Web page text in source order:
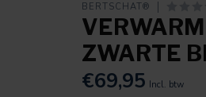
BERTSCHAT®
ZWARTE
€69,95 Incl. btw